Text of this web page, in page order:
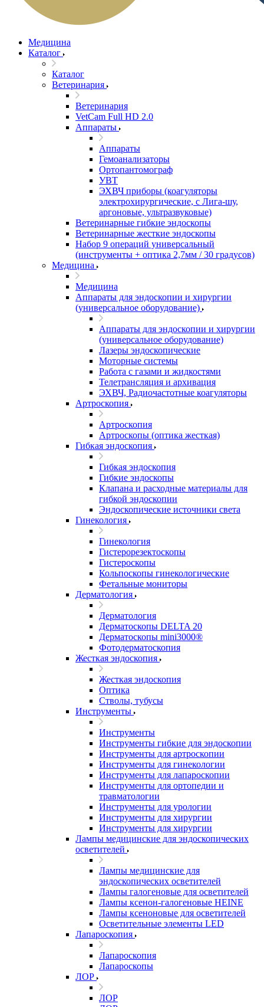
Медицина
Каталог
Каталог
Ветеринария
Ветеринария
VetCam Full HD 2.0
Аппараты
Аппараты
Гемоанализаторы
Ортопантомограф
УВТ
ЭХВЧ приборы (коагуляторы
электрохирургические, с Лига-шу,
аргоновые, ультразвуковые)
Ветеринарные гибкие эндоскопы
Ветеринарные жесткие эндоскопы
Набор 9 операций универсальный
(инструменты + оптика 2,7мм / 30 градусов)
Медицина
Медицина
Аппараты для эндоскопии и хирургии
(универсальное оборудование)
Аппараты для эндоскопии и хирургии
(универсальное оборудование)
Лазеры эндоскопические
Моторные системы
Работа с газами и жидкостями
Телетрансляция и архивация
ЭХВЧ, Радиочастотные коагуляторы
Артроскопия
Артроскопия
Артроскопы (оптика жесткая)
Гибкая эндоскопия
Гибкая эндоскопия
Гибкие эндоскопы
Клапана и расходные материалы для
гибкой эндоскопии
Эндоскопические источники света
Гинекология
Гинекология
Гистерорезектоскопы
Гистероскопы
Кольпоскопы гинекологические
Фетальные мониторы
Дерматология
Дерматология
Дерматоскопы DELTA 20
Дерматоскопы mini3000®
Фотодерматоскопия
Жесткая эндоскопия
Жесткая эндоскопия
Оптика
Стволы, тубусы
Инструменты
Инструменты
Инструменты гибкие для эндоскопии
Инструменты для артроскопии
Инструменты для гинекологии
Инструменты для лапароскопии
Инструменты для ортопедии и
травматологии
Инструменты для урологии
Инструменты для хирургии
Инструменты для хирургии
Лампы медицинские для эндоскопических
осветителей
Лампы медицинские для
эндоскопических осветителей
Лампы галогеновые для осветителей
Лампы ксенон-галогеновые HEINE
Лампы ксеноновые для осветителей
Осветительные элементы LED
Лапароскопия
Лапароскопия
Лапароскопы
ЛОР
ЛОР